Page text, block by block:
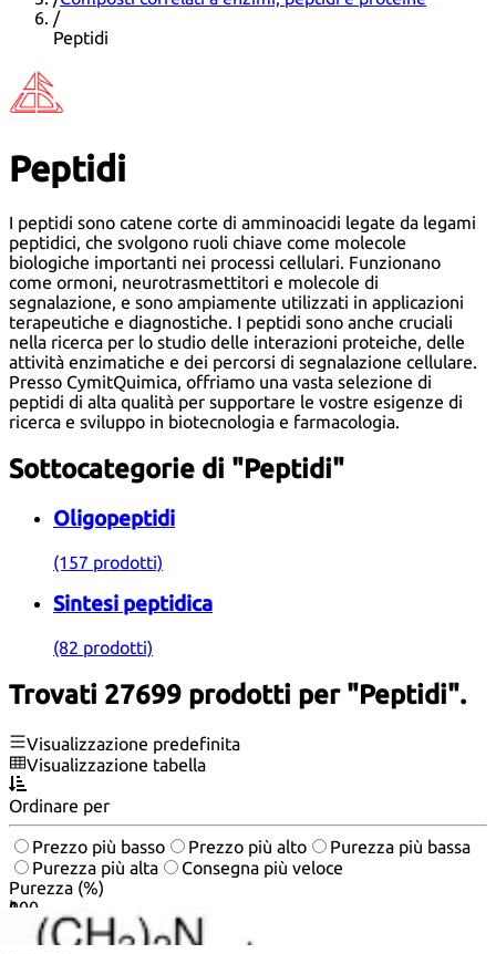
/
Peptidi
Peptidi
I peptidi sono catene corte di amminoacidi legate da legami
peptidici, che svolgono ruoli chiave come molecole
biologiche importanti nei processi cellulari. Funzionano
come ormoni, neurotrasmettitori e molecole di
segnalazione, e sono ampiamente utilizzati in applicazioni
terapeutiche e diagnostiche. I peptidi sono anche cruciali
nella ricerca per lo studio delle interazioni proteiche, delle
attività enzimatiche e dei percorsi di segnalazione cellulare.
Presso CymitQuimica, offriamo una vasta selezione di
peptidi di alta qualità per supportare le vostre esigenze di
ricerca e sviluppo in biotecnologia e farmacologia.
Sottocategorie di "Peptidi"
Oligopeptidi
(157 prodotti)
Sintesi peptidica
(82 prodotti)
Trovati 27699 prodotti per "Peptidi".
Visualizzazione predefinita
Visualizzazione tabella
Ordinare per
Prezzo più basso Prezzo più alto
Purezza più bassa
Purezza più alta
Consegna più veloce
Purezza (%)
0
100
|